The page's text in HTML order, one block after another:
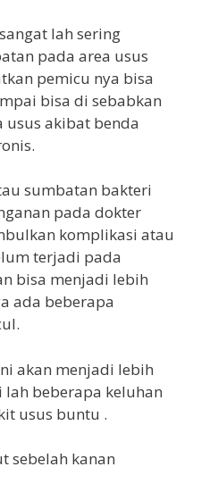
lah sering
pada area usus
pemicu nya bisa
bisa di sebabkan
akibat benda
sumbatan bakteri
pada dokter
komplikasi atau
terjadi pada
bisa menjadi lebih
ada beberapa
akan menjadi lebih
lah beberapa keluhan
usus buntu .
sebelah kanan